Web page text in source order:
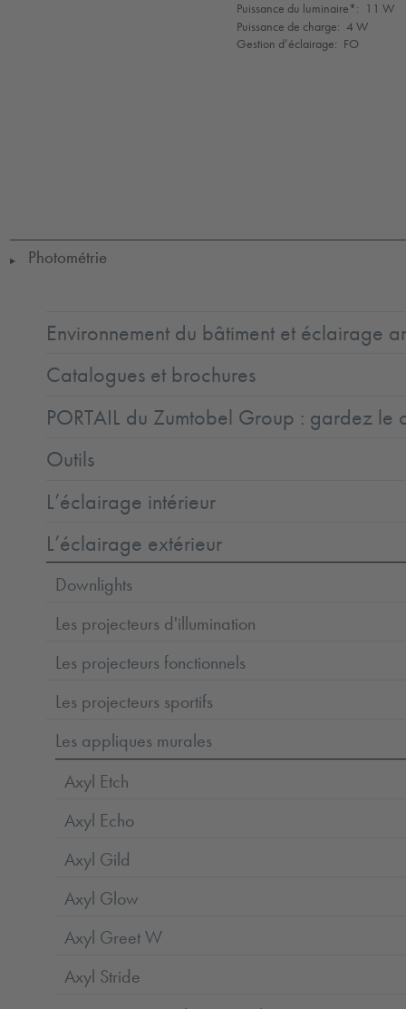
Puissance du luminaire*: 11 W
Puissance de charge: 4 W
Gestion d’éclairage: FO
to
+25
▶ Photométrie
Environnement du bâtiment et éclairage
Catalogues et brochures
PORTAIL du Zumtobel Group : gardez le
Outils
L’éclairage intérieur
L’éclairage extérieur
Downlights
Les projecteurs d'illumination
Les projecteurs fonctionnels
Les projecteurs sportifs
Les appliques murales
Axyl Etch
Axyl Echo
Axyl Gild
Axyl Glow
Axyl Greet W
Axyl Stride